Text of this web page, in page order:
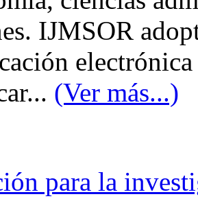
IJMSOR
(Ver más...)
para la